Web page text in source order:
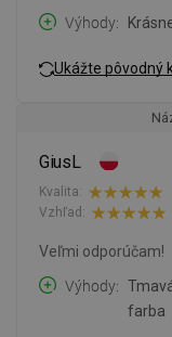
Výhody
Ukážte pôvodný
GiusL
Kvalita:
Vzhľad:
Veľmi odporúčam!
Výhody
farba